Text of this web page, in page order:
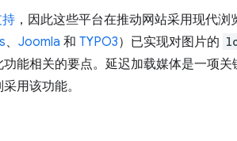
，因此这些平台在推动网站采用现代
、 Joomla 和 TYPO3）已实现对图片的
能相关的要点。延迟加载媒体是一项
用该功能。